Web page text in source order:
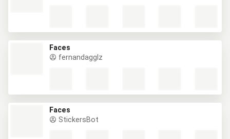
Faces
fernandagglz
Faces
StickersBot